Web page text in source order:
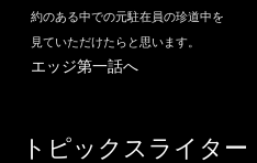
約のある中での元駐在員の珍道中を
見ていただけたらと思います。
エッジ第一話へ
トピックスライター